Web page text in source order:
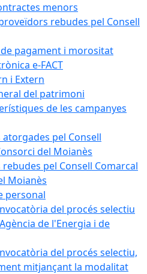
menors
rebudes pel Consell
pagament i morositat
e-FACT
i Extern
del patrimoni
de les campanyes
pel Consell
del Moianès
pel Consell Comarcal
Moianès
personal
del procés selectiu
de l'Energia i de
del procés selectiu,
mitjançant la modalitat